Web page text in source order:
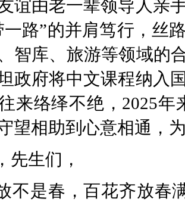
谊由老一辈领导人亲
一路”的并肩笃行，丝
智库、旅游等领域的
政府将中文课程纳入
来络绎不绝，2025
望相助到心意相通，
先生们，
不是春，百花齐放春